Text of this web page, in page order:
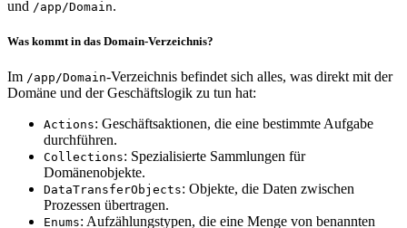
und /app/Domain.
Was kommt in das Domain-Verzeichnis?
Im /app/Domain-Verzeichnis befindet sich alles, was direkt mit der
Domäne und der Geschäftslogik zu tun hat:
Actions: Geschäftsaktionen, die eine bestimmte Aufgabe
durchführen.
Collections: Spezialisierte Sammlungen für
Domänenobjekte.
DataTransferObjects: Objekte, die Daten zwischen
Prozessen übertragen.
Enums: Aufzählungstypen, die eine Menge von benannten